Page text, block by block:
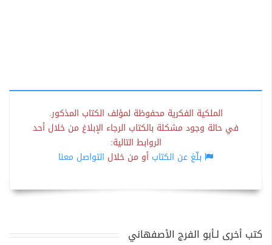
الملكية الفكرية محفوظة لمؤلف الكتاب المذكور.
في حالة وجود مشكلة بالكتاب الرجاء الإبلاغ من خلال أحد
الروابط التالية:
بلّغ عن الكتاب أو من خلال التواصل معنا
كتب أخرى لـأبو الفرج الأصفهاني